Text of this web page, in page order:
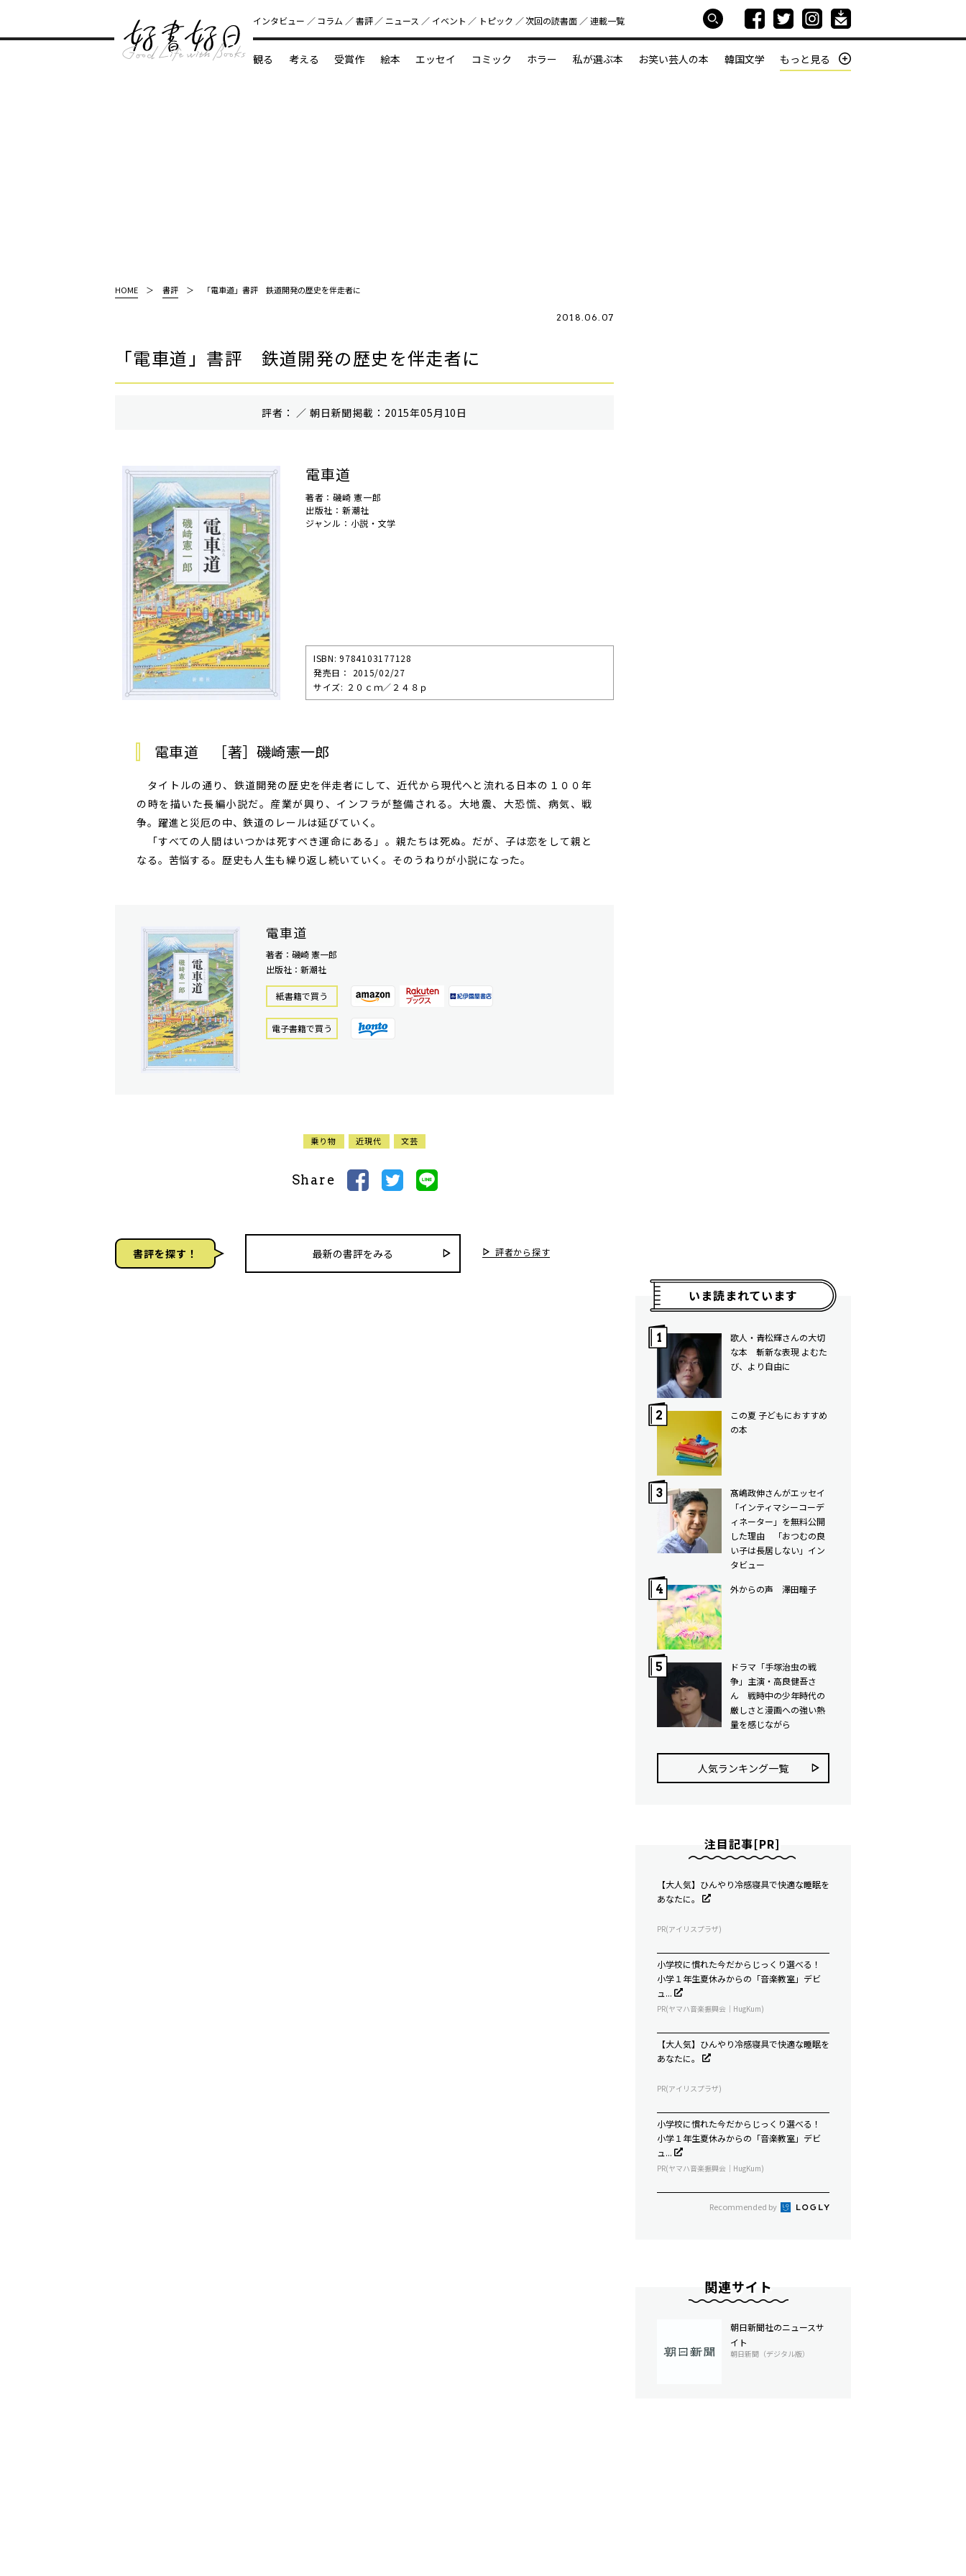
好書好日
インタビュー コラム 書評 ニュース イベント トピック 次回の読書⾯ 連載一覧
観る 考える 受賞作 絵本 エッセイ コミック ホラー 私が選ぶ本 お笑い芸人の本 韓国文学 もっと見る
HOME 書評 「電車道」書評 鉄道開発の歴史を伴走者に
2018.06.07
「電車道」書評 鉄道開発の歴史を伴走者に
評者： ／ 朝⽇新聞掲載：2015年05月10日
電車道
著者：磯崎 憲一郎
出版社：新潮社
ジャンル：小説・文学
ISBN: 9784103177128
発売⽇： 2015/02/27
サイズ: ２０ｃｍ／２４８ｐ
電車道 ［著］磯崎憲一郎
タイトルの通り、鉄道開発の歴史を伴走者にして、近代から現代へと流れる日本の１００年
の時を描いた長編小説だ。産業が興り、インフラが整備される。大地震、大恐慌、病気、戦
争。躍進と災厄の中、鉄道のレールは延びていく。
「すべての人間はいつかは死すべき運命にある」。親たちは死ぬ。だが、子は恋をして親と
なる。苦悩する。歴史も人生も繰り返し続いていく。そのうねりが小説になった。
電車道
著者：磯崎 憲一郎
出版社：新潮社
紙書籍で買う
電⼦書籍で買う
乗り物 近現代 文芸
Share
書評を探す！ 最新の書評をみる 評者から探す
いま読まれています
歌人・青松輝さんの大切
な本 斬新な表現 よむた
び、より自由に
この夏 子どもにおすすめ
の本
髙嶋政伸さんがエッセイ
「インティマシーコーデ
ィネーター」を無料公開
した理由 「おつむの良
い子は長居しない」イン
タビュー
外からの声 澤田瞳子
ドラマ「手塚治虫の戦
争」主演・高良健吾さ
ん 戦時中の少年時代の
厳しさと漫画への強い熱
量を感じながら
人気ランキング⼀覧
注目記事[PR]
【大人気】ひんやり冷感寝具で快適な睡眠を
あなたに。
PR(アイリスプラザ)
小学校に慣れた今だからじっくり選べる！
小学１年生夏休みからの「音楽教室」デビ
ュ...
PR(ヤマハ音楽振興会｜HugKum)
【大人気】ひんやり冷感寝具で快適な睡眠を
あなたに。
PR(アイリスプラザ)
小学校に慣れた今だからじっくり選べる！
小学１年生夏休みからの「音楽教室」デビ
ュ...
PR(ヤマハ音楽振興会｜HugKum)
Recommended by
関連サイト
朝日新聞社のニュースサ
イト
朝日新聞（デジタル版）